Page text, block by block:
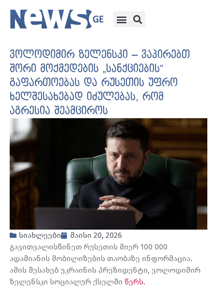
ვოლოდიმირ ზელენსკი – ვაპირებთ
შორი მოქმედების „სანქციების“
გაფართოებას და რუსეთის უფრო
ხელშესახებად იძულებას, რომ
აგრესია შეამციროს
სიახლეები
მაისი 20, 2026
გავითვალისწინეთ რუსეთის მიერ 100 000
ადამიანის მობილიზების თაობაზე ინფორმაცია.
ამის შესახებ უკრაინის პრეზიდენტი, ვოლოდიმირ
ზელენსკი სოციალურ ქსელში წერს.